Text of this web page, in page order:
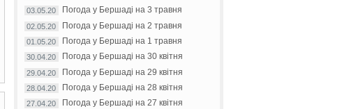
03.05.20 Погода у Бершаді на 3 травня
02.05.20 Погода у Бершаді на 2 травня
01.05.20 Погода у Бершаді на 1 травня
30.04.20 Погода у Бершаді на 30 квітня
29.04.20 Погода у Бершаді на 29 квітня
28.04.20 Погода у Бершаді на 28 квітня
27.04.20 Погода у Бершаді на 27 квітня